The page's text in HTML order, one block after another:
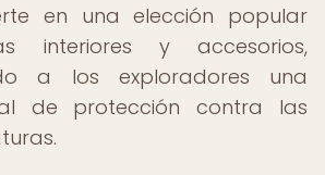
en una elección popular
interiores y accesorios,
a los exploradores una
de protección contra las